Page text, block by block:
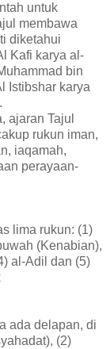
untuk
membawa
diketahui
Kafi karya al-
bin
Istibshar karya
ajaran Tajul
rukun iman,
iaqamah,
perayaan-
lima rukun: (1)
(Kenabian),
al-Adil dan (5)
ada delapan, di
(2)